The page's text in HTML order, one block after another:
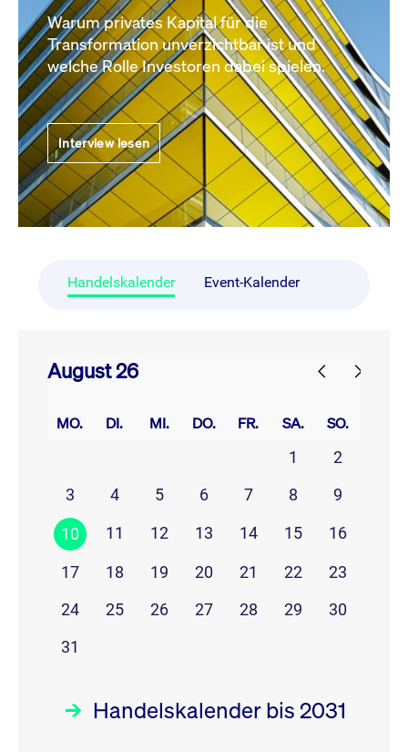
Warum privates Kapital für die
Transformation unverzichtbar ist und
welche Rolle Investoren dabei spielen.
Interview lesen
Handelskalender Event-Kalender
August 26
MO. DI. MI. DO. FR. SA. SO.
1
2
3
4 5 6 7 8 9
10 11 12 13 14 15 16
17 18 19 20 21 22
23
24
25 26 27 28 29
30
31
Handelskalender bis 2031